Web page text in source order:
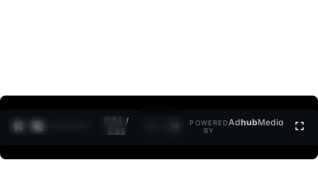
0:27 /
3:35
POWERED
BY
AdhubMedia